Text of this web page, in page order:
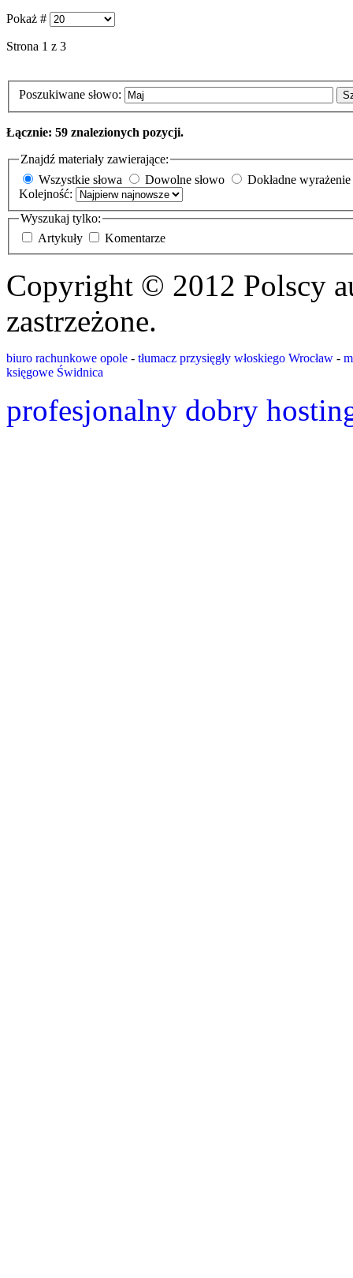
Pokaż #
Strona 1 z 3
Poszukiwane słowo:
Łącznie: 59 znalezionych pozycji.
Znajdź materiały zawierające:
Wszystkie słowa
Dowolne słowo
Dokładne wyrażenie
Kolejność:
Wyszukaj tylko:
Artykuły
Komentarze
Copyright © 2012 Polscy
zastrzeżone.
biuro rachunkowe opole - tłumacz przysięgły włoskiego Wrocław -
księgowe Świdnica
profesjonalny dobry